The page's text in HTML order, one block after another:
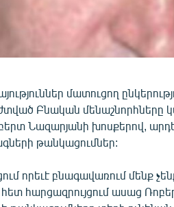
մատուցող
Բնական մենաշնորհները
Նազարյանի խոսքերով,
թանկացումներ:
որեւէ բնագավառում մենք
հարցազրույցում ասաց